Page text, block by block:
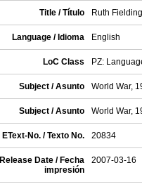
Title / Título Ruth
Language / Idioma English
LoC Class PZ:
Subject / Asunto World War,
Subject / Asunto World War,
EText-No. / Texto No. 20834
Release Date / Fecha
impresión
2007-03-16